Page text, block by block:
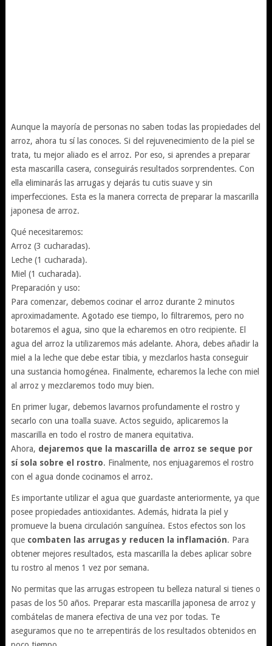
Aunque la mayoría de personas no saben todas las propiedades del
arroz, ahora tu sí las conoces. Si del rejuvenecimiento de la piel se
trata, tu mejor aliado es el arroz. Por eso, si aprendes a preparar
esta mascarilla casera, conseguirás resultados sorprendentes. Con
ella eliminarás las arrugas y dejarás tu cutis suave y sin
imperfecciones. Esta es la manera correcta de preparar la mascarilla
japonesa de arroz.
Qué necesitaremos:
Arroz (3 cucharadas).
Leche (1 cucharada).
Miel (1 cucharada).
Preparación y uso:
Para comenzar, debemos cocinar el arroz durante 2 minutos
aproximadamente. Agotado ese tiempo, lo filtraremos, pero no
botaremos el agua, sino que la echaremos en otro recipiente. El
agua del arroz la utilizaremos más adelante. Ahora, debes añadir la
miel a la leche que debe estar tibia, y mezclarlos hasta conseguir
una sustancia homogénea. Finalmente, echaremos la leche con miel
al arroz y mezclaremos todo muy bien.
En primer lugar, debemos lavarnos profundamente el rostro y
secarlo con una toalla suave. Actos seguido, aplicaremos la
mascarilla en todo el rostro de manera equitativa.
Ahora, dejaremos que la mascarilla de arroz se seque por
sí sola sobre el rostro. Finalmente, nos enjuagaremos el rostro
con el agua donde cocinamos el arroz.
Es importante utilizar el agua que guardaste anteriormente, ya que
posee propiedades antioxidantes. Además, hidrata la piel y
promueve la buena circulación sanguínea. Estos efectos son los
que combaten las arrugas y reducen la inflamación. Para
obtener mejores resultados, esta mascarilla la debes aplicar sobre
tu rostro al menos 1 vez por semana.
No permitas que las arrugas estropeen tu belleza natural si tienes o
pasas de los 50 años. Preparar esta mascarilla japonesa de arroz y
combátelas de manera efectiva de una vez por todas. Te
aseguramos que no te arrepentirás de los resultados obtenidos en